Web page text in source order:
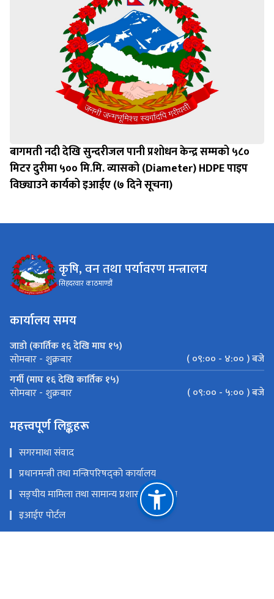
बागमती नदी देखि सुन्दरीजल पानी प्रशोधन केन्द्र सम्मको ५८०
मिटर दुरीमा ५०० मि.मि. व्यासको (Diameter) HDPE पाइप
विछ्याउने कार्यको इआईए (७ दिने सूचना)
कृषि, वन तथा पर्यावरण मन्त्रालय
सिहदरवार काठमाण्डौं
कार्यालय समय
जाडो (कार्तिक १६ देखि माघ १५)
सोमबार - शुक्रबार
( ०९:०० - ४:०० ) बजे
गर्मी (माघ १६ देखि कार्तिक १५)
सोमबार - शुक्रबार ( ०९:०० - ५:०० ) बजे
महत्त्वपूर्ण लिङ्कहरू
सगरमाथा संवाद
प्रधानमन्त्री तथा मन्त्रिपरिषद्को कार्यालय
सङ्‍घीय मामिला तथा सामान्य प्रशासन मन्त्रालय
इआईए पोर्टल
परराष्ट्र मन्त्रालय